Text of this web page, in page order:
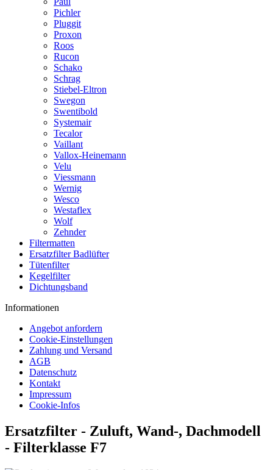
Pichler
Pluggit
Proxon
Roos
Rucon
Schako
Schrag
Stiebel-Eltron
Swegon
Swentibold
Systemair
Tecalor
Vaillant
Vallox-Heinemann
Velu
Viessmann
Wernig
Wesco
Westaflex
Wolf
Zehnder
Filtermatten
Ersatzfilter Badlüfter
Tütenfilter
Kegelfilter
Dichtungsband
Informationen
Angebot anfordern
Cookie-Einstellungen
Zahlung und Versand
AGB
Datenschutz
Kontakt
Impressum
Cookie-Infos
Ersatzfilter - Zuluft, Wand-, Dachmodell
- Filterklasse F7